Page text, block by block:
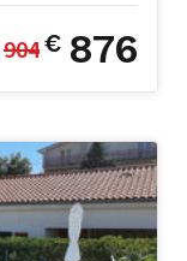
904€ 876